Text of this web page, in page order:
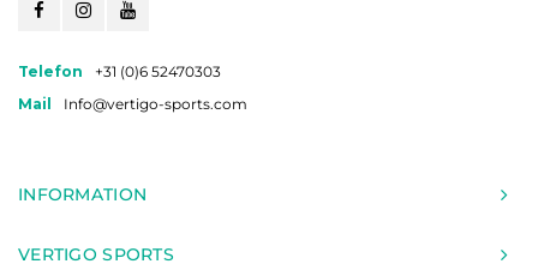
Telefon
+31 (0)6 52470303
Mail
Info@vertigo-sports.com
INFORMATION
VERTIGO SPORTS